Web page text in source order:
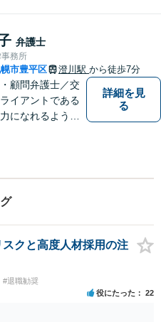
、まずは一度ご
！
弁護士
事務所
市豊平区 澄川駅 から徒歩7分
・顧問弁護士／交
イアントである
になれるよう全
詳細を見
る
クと高度人材採用の注
#退職勧奨
役にたった 22